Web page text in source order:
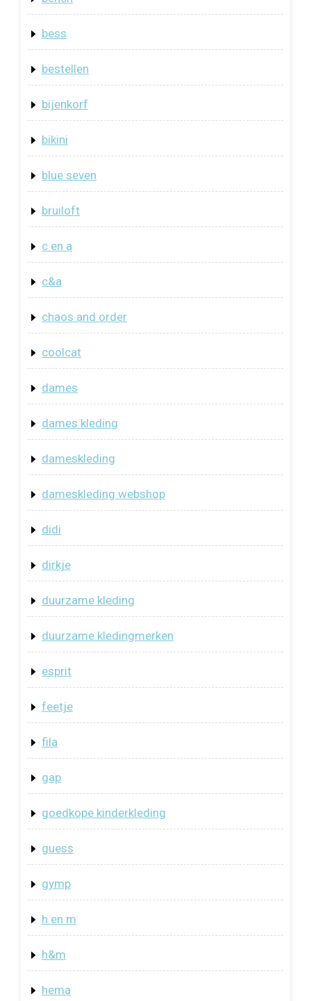
bess
bestellen
bijenkorf
bikini
blue seven
bruiloft
c en a
c&a
chaos and order
coolcat
dames
dames kleding
dameskleding
dameskleding webshop
didi
dirkje
duurzame kleding
duurzame kledingmerken
esprit
feetje
fila
gap
goedkope kinderkleding
guess
gymp
h en m
h&m
hema